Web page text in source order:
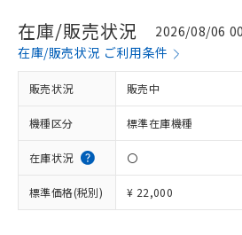
在庫/販売状況
2026/08/06
在庫/販売状況 ご利用条件
販売状況 販売中
機種区分 標準在庫機種
在庫状況 〇
標準価格(税別) ¥ 22,000